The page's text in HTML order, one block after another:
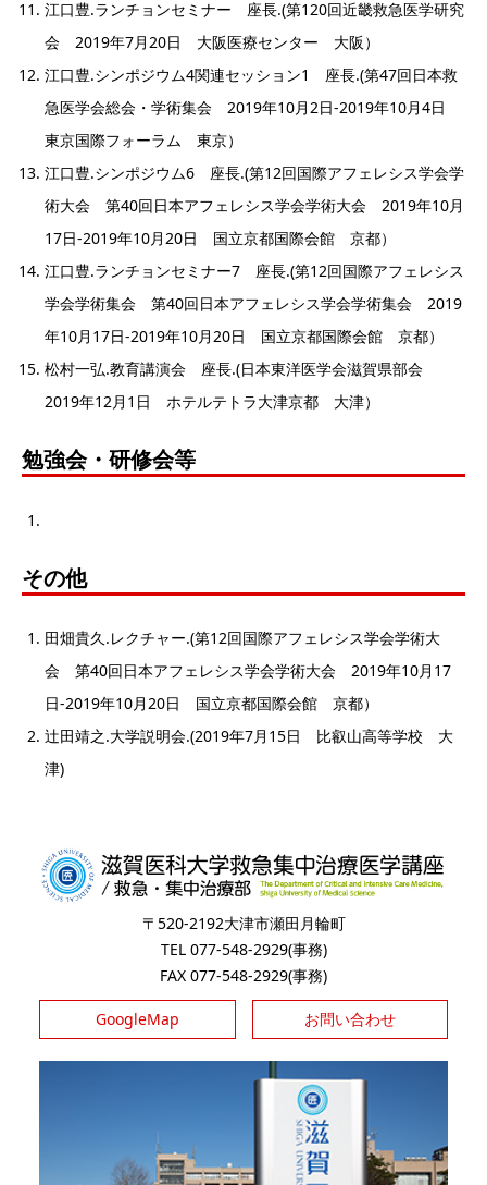
江口豊.ランチョンセミナー 座長.(第120回近畿救急医学研究
会 2019年7月20日 大阪医療センター 大阪）
江口豊.シンポジウム4関連セッション1 座長.(第47回日本救
急医学会総会・学術集会 2019年10月2日-2019年10月4日
東京国際フォーラム 東京）
江口豊.シンポジウム6 座長.(第12回国際アフェレシス学会学
術大会 第40回日本アフェレシス学会学術大会 2019年10月
17日-2019年10月20日 国立京都国際会館 京都）
江口豊.ランチョンセミナー7 座長.(第12回国際アフェレシス
学会学術集会 第40回日本アフェレシス学会学術集会 2019
年10月17日-2019年10月20日 国立京都国際会館 京都）
松村一弘.教育講演会 座長.(日本東洋医学会滋賀県部会
2019年12月1日 ホテルテトラ大津京都 大津）
勉強会・研修会等
その他
田畑貴久.レクチャー.(第12回国際アフェレシス学会学術大
会 第40回日本アフェレシス学会学術大会 2019年10月17
日-2019年10月20日 国立京都国際会館 京都）
辻田靖之.大学説明会.(2019年7月15日 比叡山高等学校 大
津)
〒520-2192大津市瀬田月輪町
TEL 077-548-2929(事務)
FAX 077-548-2929(事務)
GoogleMap お問い合わせ